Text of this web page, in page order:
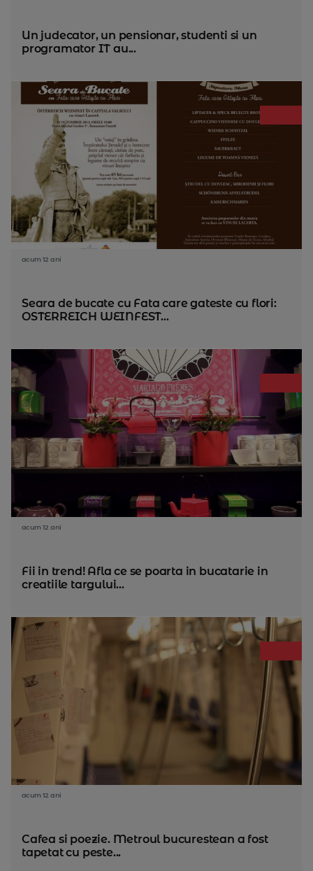
Un judecator, un pensionar, studenti si un
programator IT au...
acum 12 ani
Seara de bucate cu Fata care gateste cu flori:
OSTERREICH WEINFEST...
acum 12 ani
Fii in trend! Afla ce se poarta in bucatarie in
creatiile targului...
acum 12 ani
Cafea si poezie. Metroul bucurestean a fost
tapetat cu peste...